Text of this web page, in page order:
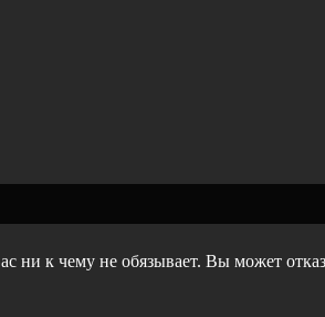
ни к чему не обязывает. Вы может